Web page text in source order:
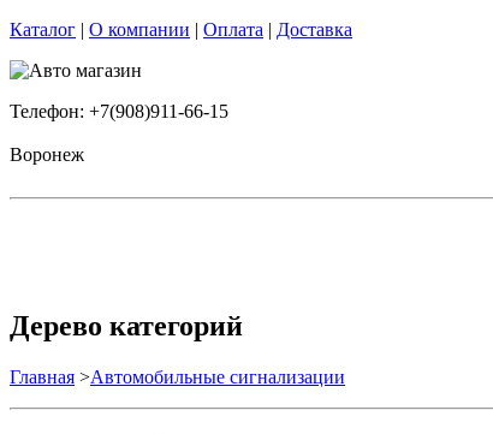
Каталог | О компании | Оплата | Доставка
Телефон: +7(908)911-66-15
Воронеж
Дерево категорий
Главная >Автомобильные сигнализации